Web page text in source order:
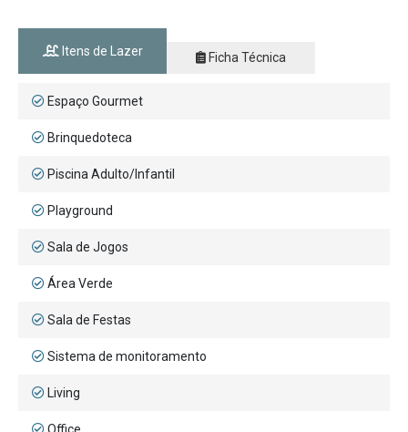
Itens de Lazer Ficha Técnica
Espaço Gourmet
Brinquedoteca
Piscina Adulto/Infantil
Playground
Sala de Jogos
Área Verde
Sala de Festas
Sistema de monitoramento
Living